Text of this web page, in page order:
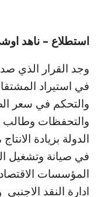
استطلاع – ناهد
وجد القرار الذي
في استيراد
والتحكم في سعر
والتحفظات وطالب
الدولة بزيادة
في صيانة وتشغيل
المؤسسات
ادارة النقد